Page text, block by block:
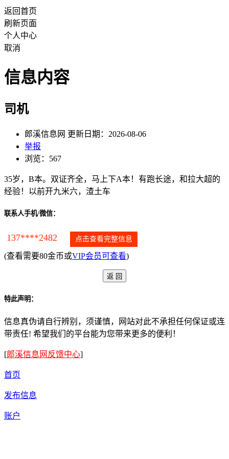
返回首页
刷新页面
个人中心
取消
信息内容
司机
郎溪信息网 更新日期：2026-08-06
举报
浏览：567
35岁，B本。双证齐全，马上下A本！有跑长途，和拉大超的
经验！以前开九米六，渣土车
联系人手机/微信：
137****2482 点击查看完整信息
(查看需要80金币或VIP会员可查看)
特此声明：
信息真伪请自行辨别，须谨慎，网站对此不承担任何保证或连
带责任! 希望我们的平台能为您带来更多的便利！
[郎溪信息网反馈中心]
首页
发布信息
账户